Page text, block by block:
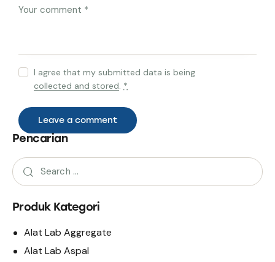
I agree that my submitted data is being
collected and stored *
Pencarian
Produk Kategori
Alat Lab Aggregate
Alat Lab Aspal